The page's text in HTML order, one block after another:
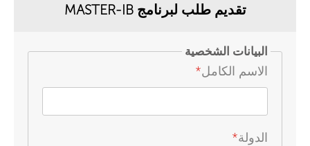
تقديم طلب لبرنامج MASTER-IB
البيانات الشخصية
الاسم الكامل*
الدولة*